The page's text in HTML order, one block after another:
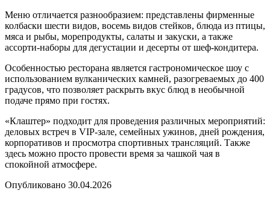
Меню отличается разнообразием: представлены фирменные
колбаски шести видов, восемь видов стейков, блюда из птицы,
мяса и рыбы, морепродукты, салаты и закуски, а также
ассорти-наборы для дегустации и десерты от шеф-кондитера.
Особенностью ресторана является гастрономическое шоу с
использованием вулканических камней, разогреваемых до 400
градусов, что позволяет раскрыть вкус блюд в необычной
подаче прямо при гостях.
«Клаштер» подходит для проведения различных мероприятий:
деловых встреч в VIP-зале, семейных ужинов, дней рождения,
корпоративов и просмотра спортивных трансляций. Также
здесь можно просто провести время за чашкой чая в
спокойной атмосфере.
Опубликовано 30.04.2026